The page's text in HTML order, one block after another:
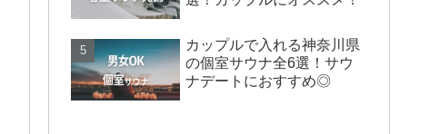
カップルで入れる神奈川県
の個室サウナ全6選！サウ
ナデートにおすすめ◎